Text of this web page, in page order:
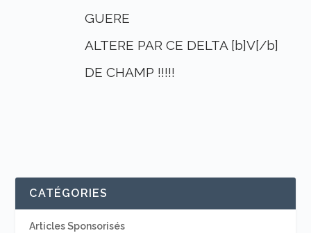
GUERE
ALTERE PAR CE DELTA [b]V[/b]
DE CHAMP !!!!!
CATÉGORIES
Articles Sponsorisés